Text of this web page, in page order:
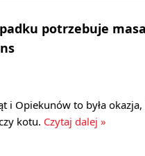
potrzebuje
i Opiekunów to była
kotu. Czytaj dalej »